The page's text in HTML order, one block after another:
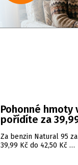
Pohonné hmoty
pořídíte za
Za benzin Natural 95
39,99 Kč do 42,50 Kč …